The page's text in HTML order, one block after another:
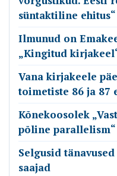
süntaktiline ehitus“
Ilmunud on
„Kingitud
Vana kirjakeele
toimetiste 86 ja 87
Kõnekoosolek
põline parallelism“
Selgusid
saajad